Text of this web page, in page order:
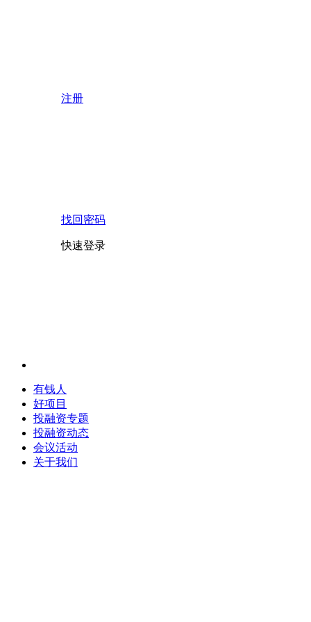
注册
找回密码
快速登录
有钱人
好项目
投融资专题
投融资动态
会议活动
关于我们